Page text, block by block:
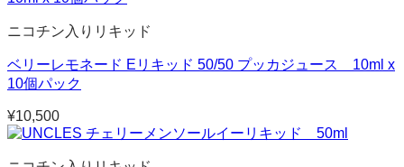
ニコチン入りリキッド
ベリーレモネード Eリキッド 50/50 プッカジュース 10ml x
10個パック
¥10,500